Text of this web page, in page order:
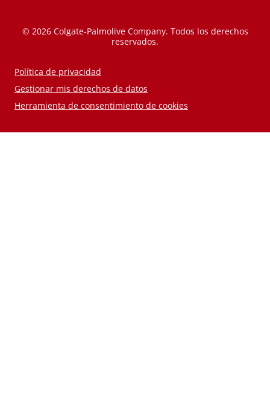
© 2026 Colgate-Palmolive Company. Todos los derechos
reservados.
Política de privacidad
Gestionar mis derechos de datos
Herramienta de consentimiento de cookies